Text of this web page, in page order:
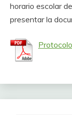
horario escolar
presentar la